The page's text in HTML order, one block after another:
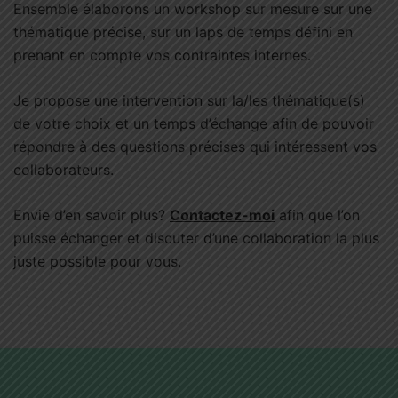
Ensemble élaborons un workshop sur mesure sur une
thématique précise, sur un laps de temps défini en
prenant en compte vos contraintes internes.
Je propose une intervention sur la/les thématique(s)
de votre choix et un temps d’échange afin de pouvoir
répondre à des questions précises qui intéressent vos
collaborateurs.
Envie d’en savoir plus? Contactez-moi afin que l’on
puisse échanger et discuter d’une collaboration la plus
juste possible pour vous.